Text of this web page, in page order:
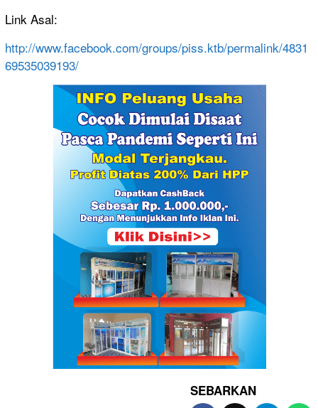
Link Asal:
http://www.facebook.com/groups/piss.ktb/permalink/4831
69535039193/
SEBARKAN